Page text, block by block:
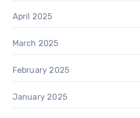
April 2025
March 2025
February 2025
January 2025